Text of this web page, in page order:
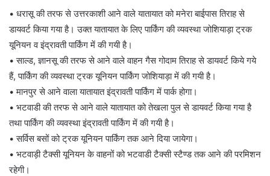
• धरासू की तरफ से उत्तरकाशी आने वाले यातायात को मनेरा बाईपास तिराह से
डायवर्ट किया गया है। उक्त यातायात के लिए पार्किंग की व्यवस्था जोशियाड़ा ट्रक
यूनियन व इंद्रावती पार्किंग में की गयी है।
• साल्ड, ज्ञानसू की तरफ से आने वाले वाहन गैस गोदाम तिराह से डायवर्ट किये गये
हैं, पार्किंग की व्यवस्था ट्रक यूनियन पार्किंग जोशियाड़ा में की गयी है।
• मानपुर से आने वाला यातायात इंद्रावती पार्किंग में पार्क होगा।
• भटवाडी की तरफ से आने वाले यातायात को तेखला पुल से डायवर्ट किया गया है
तथा पार्किंग की व्यवस्था इंद्रावती पार्किंग में की गयी है।
• सर्विस बसों को ट्रक यूनियन पार्किंग तक आने दिया जायेगा।
• भटवाड़ी टैक्सी यूनियन के वाहनों को भटवाडी टैक्सी स्टैण्ड तक आने की परमिशन
रहेगी।